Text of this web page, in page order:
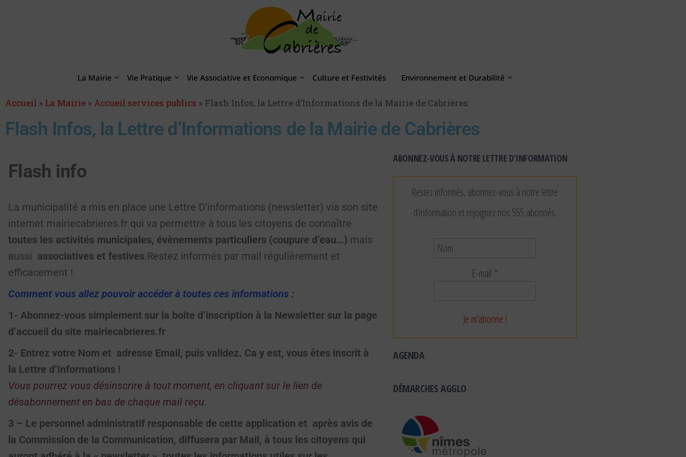
La Mairie Vie Pratique Vie Associative et Economique Culture et Festivités Environnement et Durabilité
Accueil » La Mairie » Accueil services publics » Flash Infos, la Lettre d’Informations de la Mairie de Cabrières
Flash Infos, la Lettre d’Informations de la Mairie de Cabrières
Flash info
La municipalité a mis en place une Lettre D’informations (newsletter) via son site
internet mairiecabrieres.fr qui va permettre à tous les citoyens de connaître
toutes les activités municipales, évènements particuliers (coupure d’eau…) mais
aussi associatives et festives.Restez informés par mail régulièrement et
efficacement !
Comment vous allez pouvoir accéder à toutes ces informations :
1- Abonnez-vous simplement sur la boite d’inscription à la Newsletter sur la page
d’accueil du site mairiecabrieres.fr
2- Entrez votre Nom et adresse Email, puis validez. Ca y est, vous êtes inscrit à
la Lettre d’Informations !
Vous pourrez vous désinscrire à tout moment, en cliquant sur le lien de
désabonnement en bas de chaque mail reçu.
3 – Le personnel administratif responsable de cette application et après avis de
la Commission de la Communication, diffusera par Mail, à tous les citoyens qui
ABONNEZ-VOUS À NOTRE LETTRE D’INFORMATION
Restez informés, abonnez-vous à notre lettre
d'information et rejoignez nos 555 abonnés.
E-mail *
AGENDA
DÉMARCHES AGGLO